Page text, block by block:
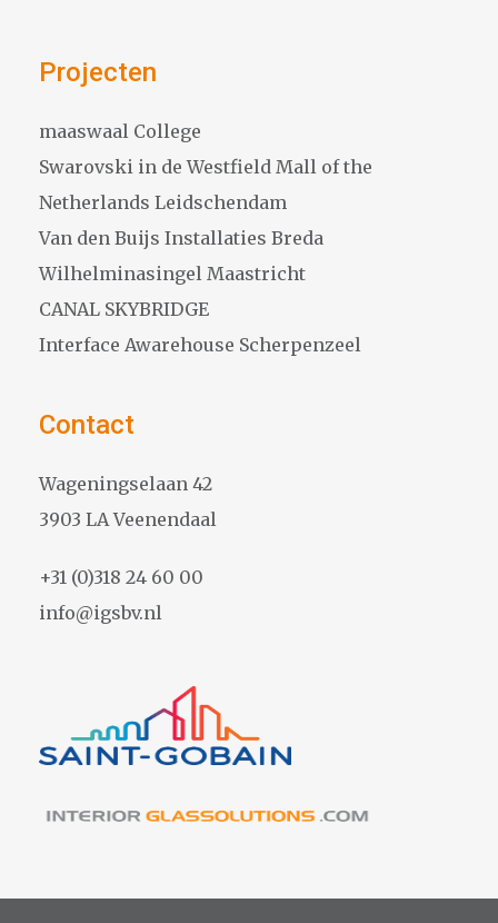
Projecten
maaswaal College
Swarovski in de Westfield Mall of the
Netherlands Leidschendam
Van den Buijs Installaties Breda
Wilhelminasingel Maastricht
CANAL SKYBRIDGE
Interface Awarehouse Scherpenzeel
Contact
Wageningselaan 42
3903 LA Veenendaal
+31 (0)318 24 60 00
info@igsbv.nl